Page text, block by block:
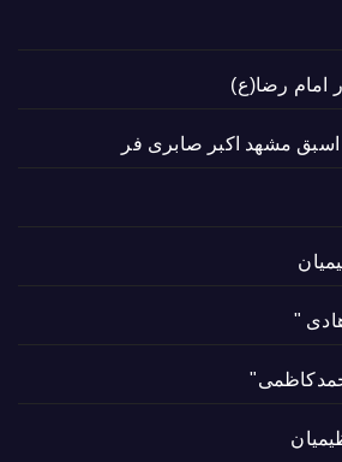
امام رضا(ع)
اسبق مشهد اکبر صابری فر
"